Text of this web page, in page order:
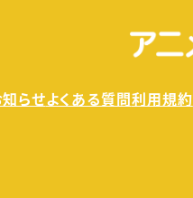
らせよくある質問利用規約